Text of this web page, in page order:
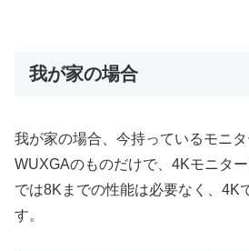
我が家の場合
我が家の場合、今持っているモニ
WUXGAのものだけで、4Kモニタ
では8Kまでの性能は必要なく、4K
す。